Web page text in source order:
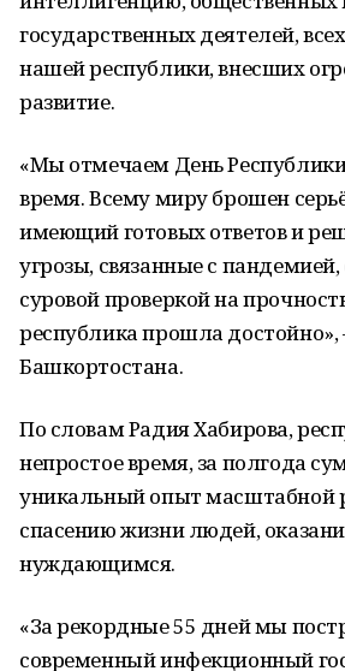
государственных деятелей,
нашей республики, внесших
развитие.
«Мы отмечаем День
время. Всему миру брошен
имеющий готовых ответов и
угрозы, связанные с
суровой проверкой на
республика прошла достойно»,
Башкортостана.
По словам Радия Хабирова,
непростое время, за полгода
уникальный опыт масштабной
спасению жизни людей,
нуждающимся.
«За рекордные 55 дней мы
современный инфекционный